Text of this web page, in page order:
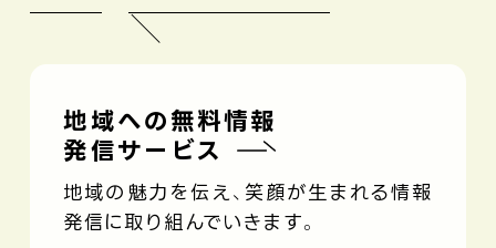
地域への無料情報
発信サービス
地域の魅力を伝え、笑顔が生まれる情報
発信に取り組んでいきます。